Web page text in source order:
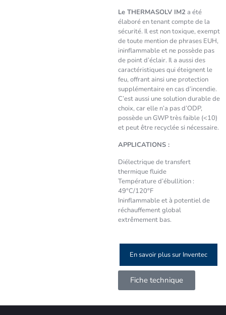
Le THERMASOLV IM2 a été
élaboré en tenant compte de la
sécurité. Il est non toxique, exempt
de toute mention de phrases EUH,
ininflammable et ne possède pas
de point d’éclair. Il a aussi des
caractéristiques qui éteignent le
feu, offrant ainsi une protection
supplémentaire en cas d’incendie.
C’est aussi une solution durable de
choix, car elle n’a pas d’ODP,
possède un GWP très faible (<10)
et peut être recyclée si nécessaire.
APPLICATIONS :
Diélectrique de transfert
thermique fluide
Température d’ébullition :
49°C/120°F
Ininflammable et à potentiel de
réchauffement global
extrêmement bas.
En savoir plus sur Inventec
Fiche technique